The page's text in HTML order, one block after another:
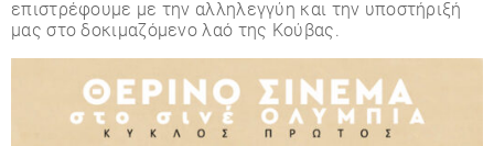
επιστρέφουμε με την αλληλεγγύη και την υποστήριξή
μας στο δοκιμαζόμενο λαό της Κούβας.